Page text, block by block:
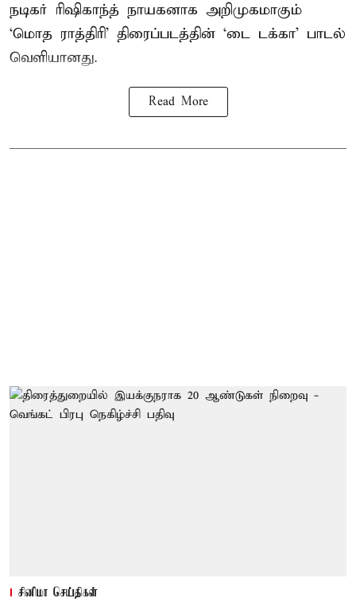
நடிகர் ரிஷிகாந்த் நாயகனாக அறிமுகமாகும்
‘மொத ராத்திரி’ திரைப்படத்தின் ‘டை டக்கா’ பாடல்
வெளியானது.
Read More
சினிமா செய்திகள்